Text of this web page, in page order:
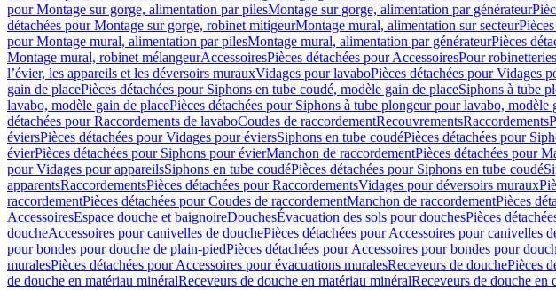
pour Montage sur gorge, alimentation par pilesMontage sur gorge, alimentation par générateur
détachées pour Montage sur gorge, robinet mitigeurMontage mural, alimentation sur secteur
pour Montage mural, alimentation par pilesMontage mural, alimentation par générateurPièces
Montage mural, robinet mélangeurAccessoiresPièces détachées pour AccessoiresPour
l’évier, les appareils et les déversoirs murauxVidages pour lavaboPièces détachées pour Vidages
gain de placePièces détachées pour Siphons en tube coudé, modèle gain de placeSiphons à tube
lavabo, modèle gain de placePièces détachées pour Siphons à tube plongeur pour lavabo, modèle
détachées pour Raccordements de lavaboCoudes de raccordementRecouvrementsRaccordements
éviersPièces détachées pour Vidages pour éviersSiphons en tube coudéPièces détachées pour
évierPièces détachées pour Siphons pour évierManchon de raccordementPièces détachées pour
pour Vidages pour appareilsSiphons en tube coudéPièces détachées pour Siphons en tube coudé
apparentsRaccordementsPièces détachées pour RaccordementsVidages pour déversoirs muraux
raccordementPièces détachées pour Coudes de raccordementManchon de raccordementPièces
AccessoiresEspace douche et baignoireDouchesÉvacuation des sols pour douchesPièces
doucheAccessoires pour canivelles de douchePièces détachées pour Accessoires pour canivelles
pour bondes pour douche de plain-piedPièces détachées pour Accessoires pour bondes pour
muralesPièces détachées pour Accessoires pour évacuations muralesReceveurs de douchePièces
de douche en matériau minéralReceveurs de douche en matériau minéralReceveurs de douche en